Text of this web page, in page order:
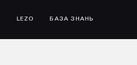
LEZO БАЗА ЗНАНЬ